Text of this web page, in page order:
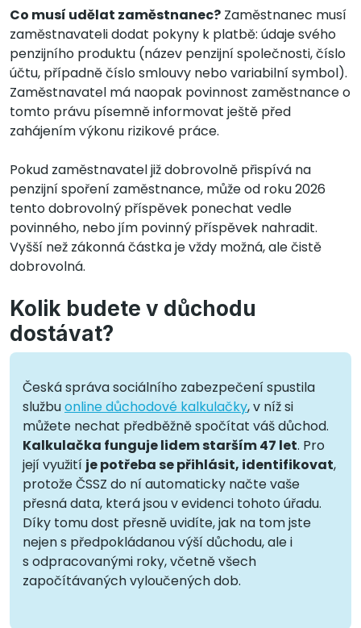
Co musí udělat zaměstnanec? Zaměstnanec musí
zaměstnavateli dodat pokyny k platbě: údaje svého
penzijního produktu (název penzijní společnosti, číslo
účtu, případně číslo smlouvy nebo variabilní symbol).
Zaměstnavatel má naopak povinnost zaměstnance o
tomto právu písemně informovat ještě před
zahájením výkonu rizikové práce.
Pokud zaměstnavatel již dobrovolně přispívá na
penzijní spoření zaměstnance, může od roku 2026
tento dobrovolný příspěvek ponechat vedle
povinného, nebo jím povinný příspěvek nahradit.
Vyšší než zákonná částka je vždy možná, ale čistě
dobrovolná.
Kolik budete v důchodu
dostávat?
Česká správa sociálního zabezpečení spustila
službuonline důchodové kalkulačky, v níž si
můžete nechat předběžně spočítat váš důchod.
Kalkulačka funguje lidem starším 47 let. Pro
její využití je potřeba se přihlásit, identifikovat,
protože ČSSZ do ní automaticky načte vaše
přesná data, která jsou v evidenci tohoto úřadu.
Díky tomu dost přesně uvidíte, jak na tom jste
nejen s předpokládanou výší důchodu, ale i
s odpracovanými roky, včetně všech
započítávaných vyloučených dob.